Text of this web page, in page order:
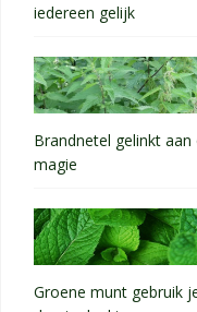
iedereen gelijk
Brandnetel gelinkt aan
magie
Groene munt gebruik